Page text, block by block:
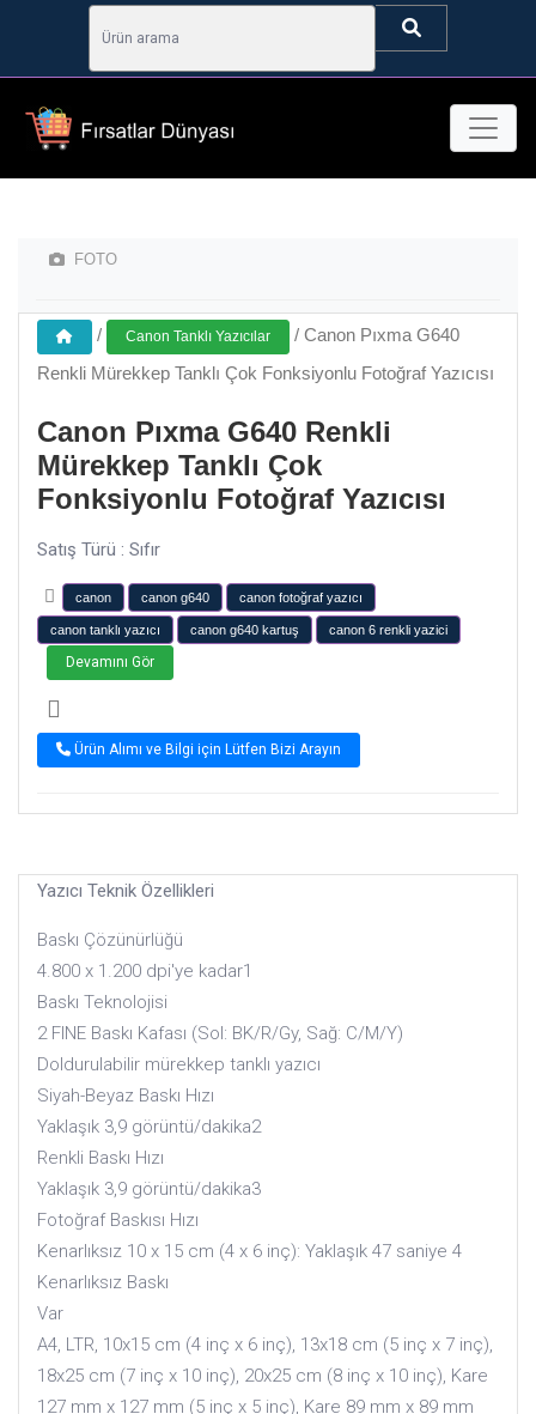
FOTO
/ Canon Tanklı Yazıcılar / Canon Pıxma G640
Renkli Mürekkep Tanklı Çok Fonksiyonlu Fotoğraf Yazıcısı
Canon Pıxma G640 Renkli
Mürekkep Tanklı Çok
Fonksiyonlu Fotoğraf Yazıcısı
Satış Türü : Sıfır
canon canon g640 canon fotoğraf yazıcı
canon tanklı yazıcı canon g640 kartuş canon 6 renkli yazici
Devamını Gör
Ürün Alımı ve Bilgi için Lütfen Bizi Arayın
Yazıcı Teknik Özellikleri
Baskı Çözünürlüğü
4.800 x 1.200 dpi'ye kadar1
Baskı Teknolojisi
2 FINE Baskı Kafası (Sol: BK/R/Gy, Sağ: C/M/Y)
Doldurulabilir mürekkep tanklı yazıcı
Siyah-Beyaz Baskı Hızı
Yaklaşık 3,9 görüntü/dakika2
Renkli Baskı Hızı
Yaklaşık 3,9 görüntü/dakika3
Fotoğraf Baskısı Hızı
Kenarlıksız 10 x 15 cm (4 x 6 inç): Yaklaşık 47 saniye 4
Kenarlıksız Baskı
Var
A4, LTR, 10x15 cm (4 inç x 6 inç), 13x18 cm (5 inç x 7 inç),
18x25 cm (7 inç x 10 inç), 20x25 cm (8 inç x 10 inç), Kare
127 mm x 127 mm (5 inç x 5 inç), Kare 89 mm x 89 mm